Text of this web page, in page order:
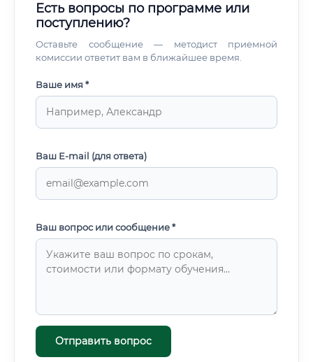
Есть вопросы по программе или
поступлению?
Оставьте сообщение — методист приемной
комиссии ответит вам в ближайшее время.
Ваше имя *
Ваш E-mail (для ответа)
Ваш вопрос или сообщение *
Отправить вопрос